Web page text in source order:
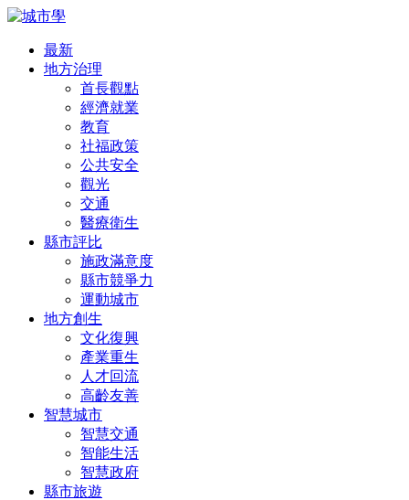
最新
地方治理
首長觀點
經濟就業
教育
社福政策
公共安全
觀光
交通
醫療衛生
縣市評比
施政滿意度
縣市競爭力
運動城市
地方創生
文化復興
產業重生
人才回流
高齡友善
智慧城市
智慧交通
智能生活
智慧政府
縣市旅遊